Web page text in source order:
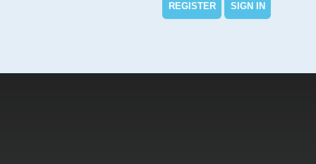
SIGN IN
REGISTER